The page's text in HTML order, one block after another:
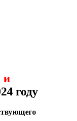
и
году